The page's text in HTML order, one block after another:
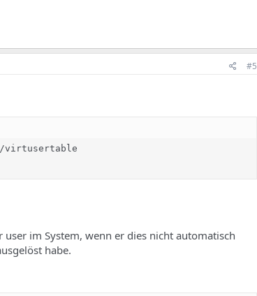
#5
virtusertable
im System, wenn er dies nicht automatisch
habe.